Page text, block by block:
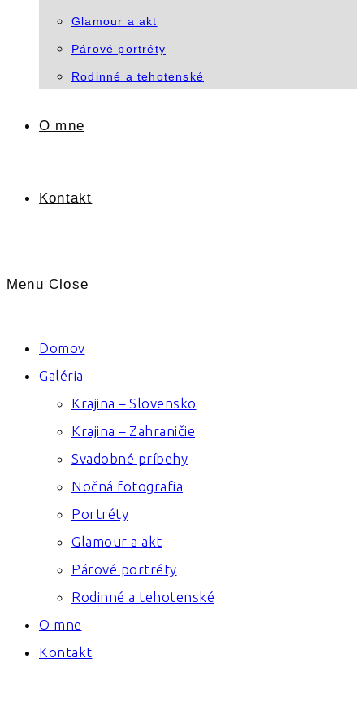
Glamour a akt
Párové portréty
Rodinné a tehotenské
O mne
Kontakt
Menu Close
Domov
Galéria
Krajina – Slovensko
Krajina – Zahraničie
Svadobné príbehy
Nočná fotografia
Portréty
Glamour a akt
Párové portréty
Rodinné a tehotenské
O mne
Kontakt